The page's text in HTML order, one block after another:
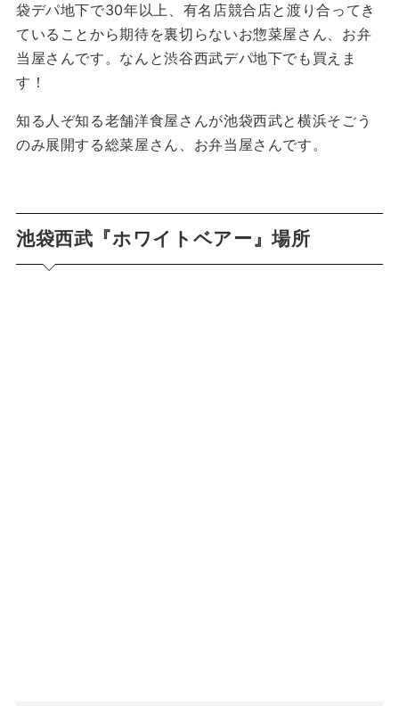
袋デパ地下で30年以上、有名店競合店と渡り合ってき
ていることから期待を裏切らないお惣菜屋さん、お弁
当屋さんです。なんと渋谷西武デパ地下でも買えま
す！
知る人ぞ知る老舗洋食屋さんが池袋西武と横浜そごう
のみ展開する総菜屋さん、お弁当屋さんです。
池袋西武『ホワイトベアー』場所